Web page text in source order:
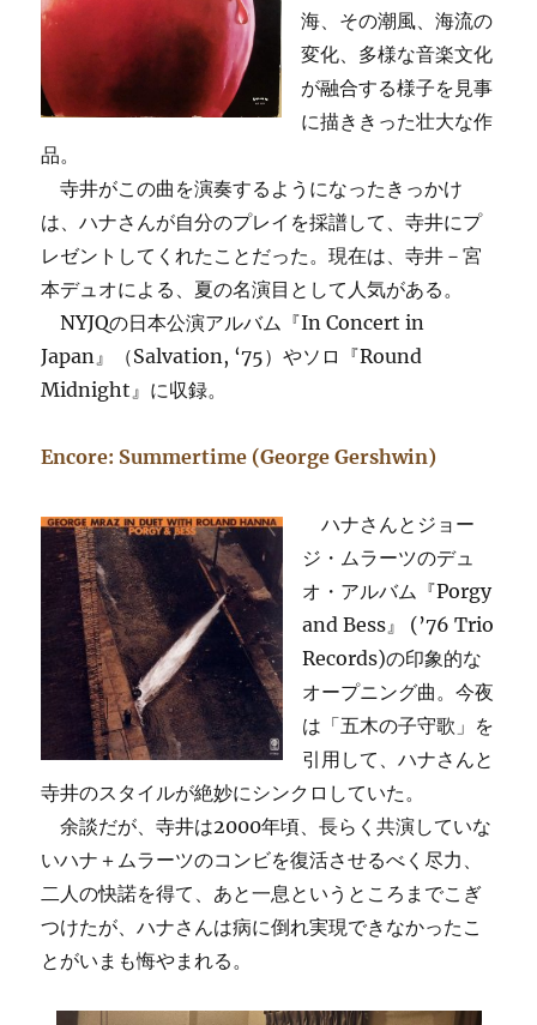
海、その潮風、海流の
変化、多様な音楽文化
が融合する様子を見事
に描ききった壮大な作
品。
寺井がこの曲を演奏するようになったきっかけ
は、ハナさんが自分のプレイを採譜して、寺井にプ
レゼントしてくれたことだった。現在は、寺井－宮
本デュオによる、夏の名演目として人気がある。
NYJQの日本公演アルバム『In Concert in
Japan』（Salvation, ‘75）やソロ『Round
Midnight』に収録。
Encore: Summertime (George Gershwin)
ハナさんとジョー
ジ・ムラーツのデュ
オ・アルバム『Porgy
and Bess』 (’76 Trio
Records)の印象的な
オープニング曲。今夜
は「五木の子守歌」を
引用して、ハナさんと
寺井のスタイルが絶妙にシンクロしていた。
余談だが、寺井は2000年頃、長らく共演していな
いハナ＋ムラーツのコンビを復活させるべく尽力、
二人の快諾を得て、あと一息というところまでこぎ
つけたが、ハナさんは病に倒れ実現できなかったこ
とがいまも悔やまれる。